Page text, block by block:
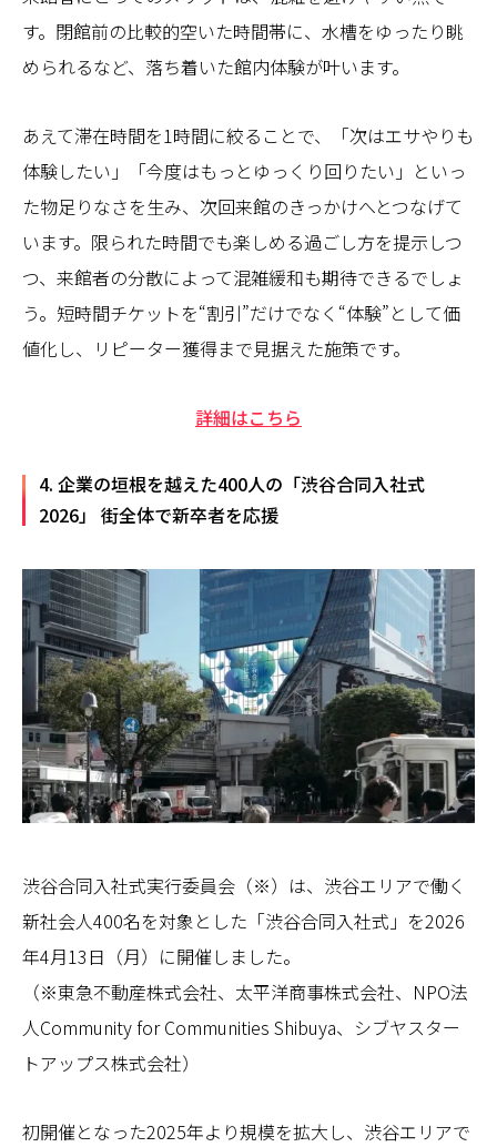
す。閉館前の比較的空いた時間帯に、水槽をゆったり眺
められるなど、落ち着いた館内体験が叶います。
あえて滞在時間を1時間に絞ることで、「次はエサやりも
体験したい」「今度はもっとゆっくり回りたい」といっ
た物足りなさを生み、次回来館のきっかけへとつなげて
います。限られた時間でも楽しめる過ごし方を提示しつ
つ、来館者の分散によって混雑緩和も期待できるでしょ
う。短時間チケットを“割引”だけでなく“体験”として価
値化し、リピーター獲得まで見据えた施策です。
詳細はこちら
4. 企業の垣根を越えた400人の「渋谷合同入社式
2026」 街全体で新卒者を応援
渋谷合同入社式実行委員会（※）は、渋谷エリアで働く
新社会人400名を対象とした「渋谷合同入社式」を2026
年4月13日（月）に開催しました。
（※東急不動産株式会社、太平洋商事株式会社、NPO法
人Community for Communities Shibuya、シブヤスター
トアップス株式会社）
初開催となった2025年より規模を拡大し、渋谷エリアで